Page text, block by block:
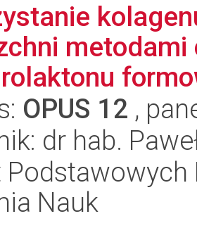
metodami
OPUS 12 ,
dr hab.
Nauk